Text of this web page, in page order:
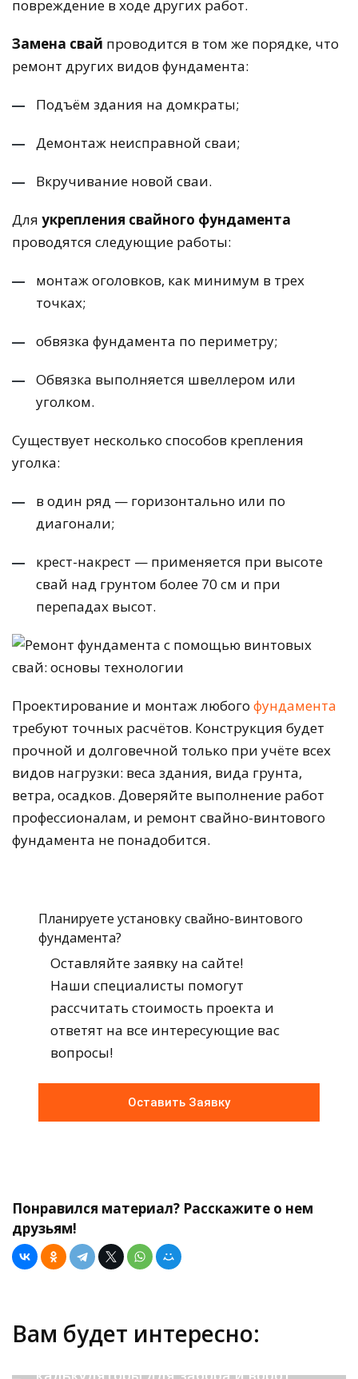
повреждение в ходе других работ.
Замена свай проводится в том же порядке, что
ремонт других видов фундамента:
Подъём здания на домкраты;
Демонтаж неисправной сваи;
Вкручивание новой сваи.
Для укрепления свайного фундамента
проводятся следующие работы:
монтаж оголовков, как минимум в трех
точках;
обвязка фундамента по периметру;
Обвязка выполняется швеллером или
уголком.
Существует несколько способов крепления
уголка:
в один ряд — горизонтально или по
диагонали;
крест-накрест — применяется при высоте
свай над грунтом более 70 см и при
перепадах высот.
Проектирование и монтаж любого фундамента
требуют точных расчётов. Конструкция будет
прочной и долговечной только при учёте всех
видов нагрузки: веса здания, вида грунта,
ветра, осадков. Доверяйте выполнение работ
профессионалам, и ремонт свайно-винтового
фундамента не понадобится.
Планируете установку свайно-винтового
фундамента?
Оставляйте заявку на сайте!
Наши специалисты помогут
рассчитать стоимость проекта и
ответят на все интересующие вас
вопросы!
Оставить Заявку
Понравился материал? Расскажите о нем
друзьям!
Вам будет интересно:
Полезные программы и
калькуляторы для забора и ворот